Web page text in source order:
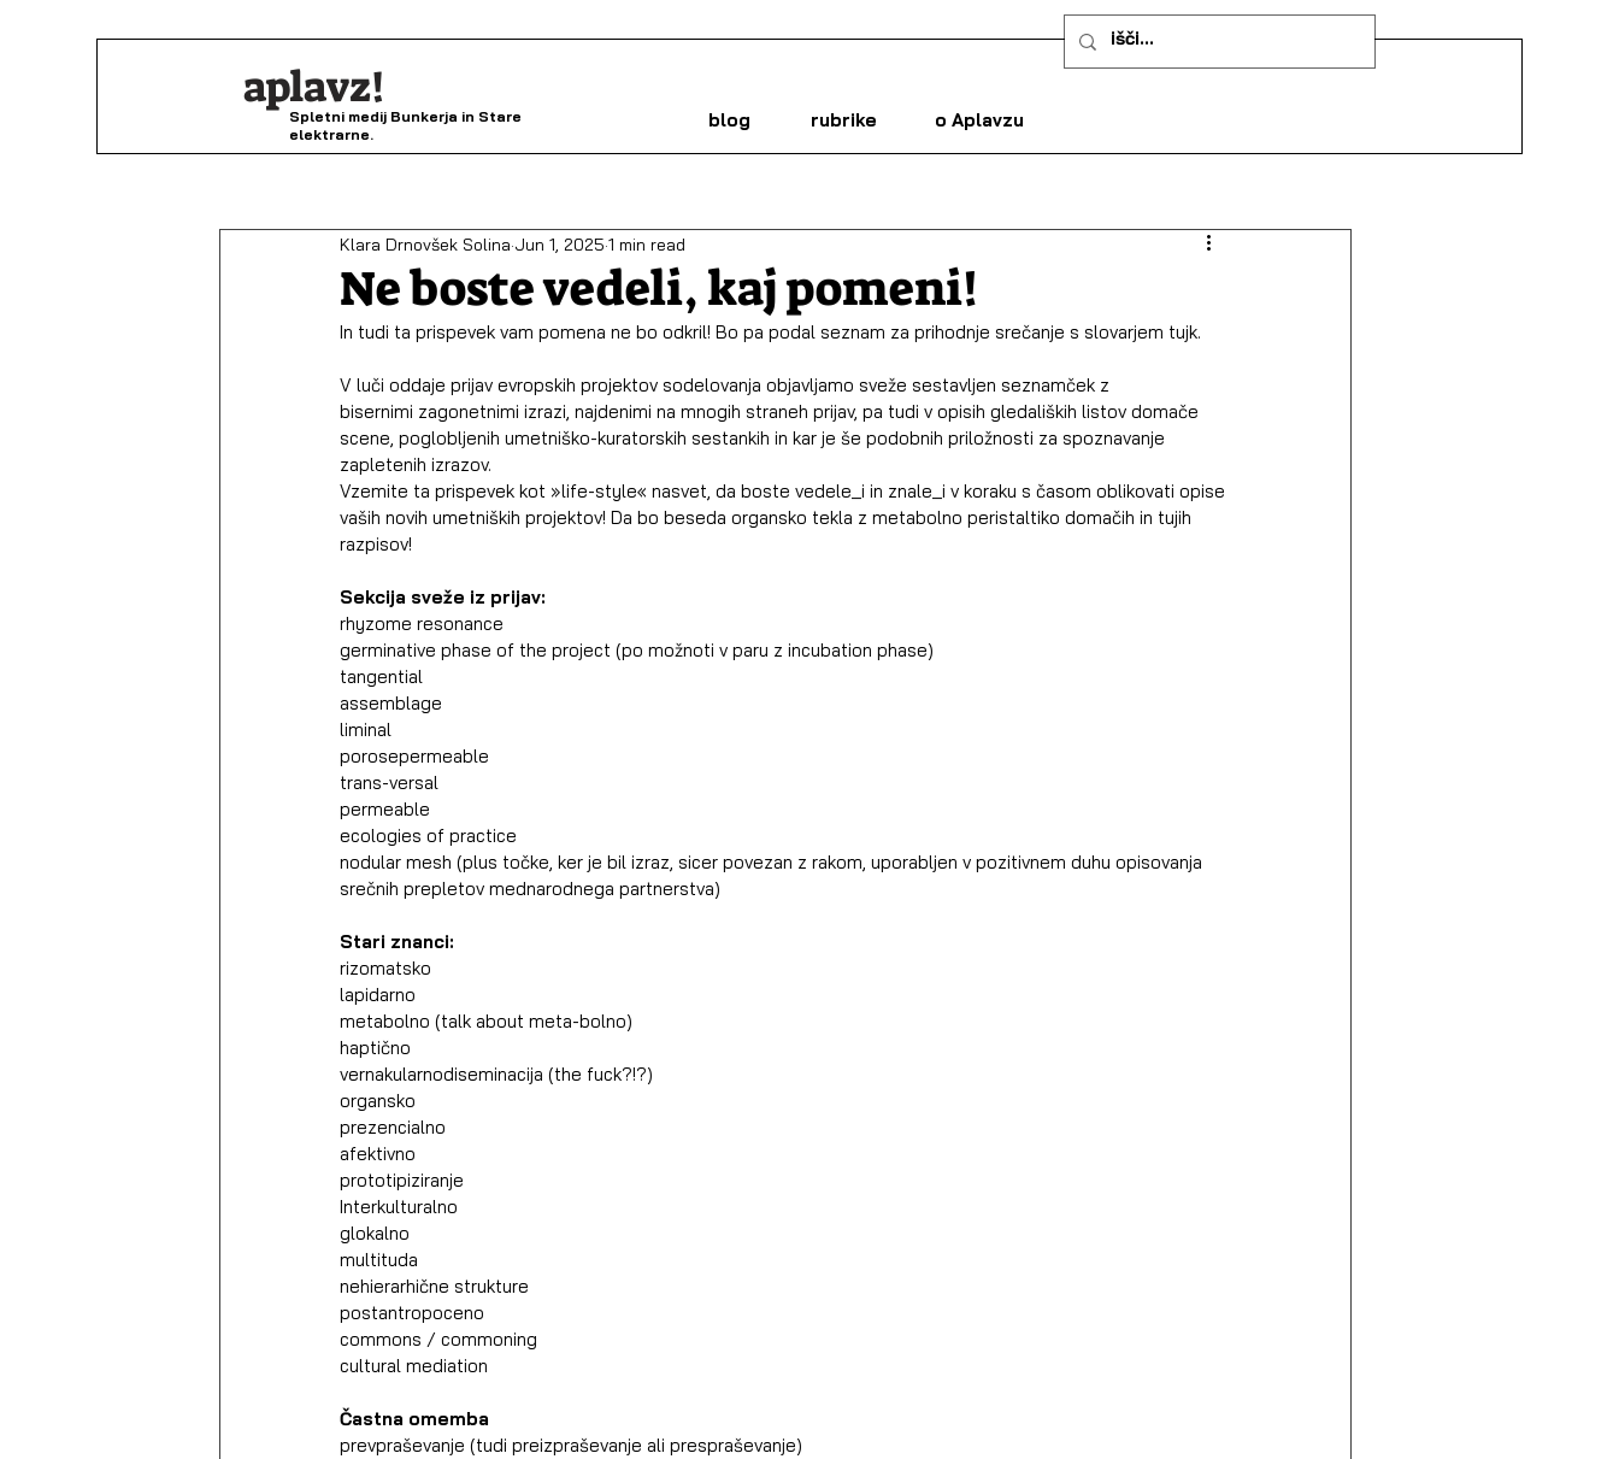
blog rubrike o Aplavzu
aplavz!
Spletni medij Bunkerja in Stare
elektrarne.
Ne boste vedeli, kaj pomeni!
Klara Drnovšek Solina Jun 1, 2025 1 min read
In tudi ta prispevek vam pomena ne bo odkril! Bo pa podal seznam za prihodnje srečanje s slovarjem tujk.
V luči oddaje prijav evropskih projektov sodelovanja objavljamo sveže sestavljen seznamček z
bisernimi zagonetnimi izrazi, najdenimi na mnogih straneh prijav, pa tudi v opisih gledaliških listov domače
scene, poglobljenih umetniško-kuratorskih sestankih in kar je še podobnih priložnosti za spoznavanje
zapletenih izrazov.
Vzemite ta prispevek kot »life-style« nasvet, da boste vedele_i in znale_i v koraku s časom oblikovati opise
vaših novih umetniških projektov! Da bo beseda organsko tekla z metabolno peristaltiko domačih in tujih
razpisov!
Sekcija sveže iz prijav:
rhyzome resonance
germinative phase of the project (po možnoti v paru z incubation phase)
tangential
assemblage
liminal
porosepermeable
trans-versal
permeable
ecologies of practice
nodular mesh (plus točke, ker je bil izraz, sicer povezan z rakom, uporabljen v pozitivnem duhu opisovanja
srečnih prepletov mednarodnega partnerstva)
Stari znanci:
rizomatsko
lapidarno
metabolno (talk about meta-bolno)
haptično
vernakularnodiseminacija (the fuck?!?)
organsko
prezencialno
afektivno
prototipiziranje
Interkulturalno
glokalno
multituda
nehierarhične strukture
postantropoceno
commons / commoning
cultural mediation
Častna omemba
prevpraševanje (tudi preizpraševanje ali prespraševanje)